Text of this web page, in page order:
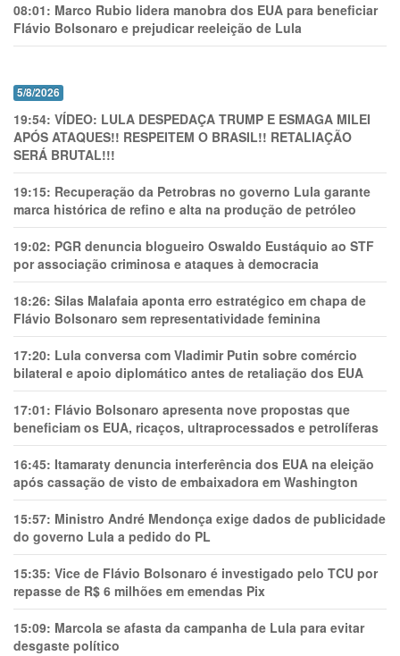
08:01: Marco Rubio lidera manobra dos EUA para beneficiar
Flávio Bolsonaro e prejudicar reeleição de Lula
5/8/2026
19:54: VÍDEO: LULA DESPEDAÇA TRUMP E ESMAGA MILEI
APÓS ATAQUES!! RESPEITEM O BRASIL!! RETALIAÇÃO
SERÁ BRUTAL!!!
19:15: Recuperação da Petrobras no governo Lula garante
marca histórica de refino e alta na produção de petróleo
19:02: PGR denuncia blogueiro Oswaldo Eustáquio ao STF
por associação criminosa e ataques à democracia
18:26: Silas Malafaia aponta erro estratégico em chapa de
Flávio Bolsonaro sem representatividade feminina
17:20: Lula conversa com Vladimir Putin sobre comércio
bilateral e apoio diplomático antes de retaliação dos EUA
17:01: Flávio Bolsonaro apresenta nove propostas que
beneficiam os EUA, ricaços, ultraprocessados e petrolíferas
16:45: Itamaraty denuncia interferência dos EUA na eleição
após cassação de visto de embaixadora em Washington
15:57: Ministro André Mendonça exige dados de publicidade
do governo Lula a pedido do PL
15:35: Vice de Flávio Bolsonaro é investigado pelo TCU por
repasse de R$ 6 milhões em emendas Pix
15:09: Marcola se afasta da campanha de Lula para evitar
desgaste político